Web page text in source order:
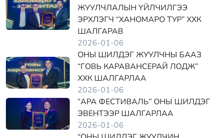
ЖУУЛЧЛАЛЫН ҮЙЛЧИЛГЭЭ
ЭРХЛЭГЧ “ХАНОМАРО ТУР” ХХК
ШАЛГАРАВ
2026-01-06
ОНЫ ШИЛДЭГ ЖУУЛЧНЫ БААЗ
“ГОВЬ КАРАВАНСЕРАЙ ЛОДЖ”
ХХК ШАЛГАРЛАА
2026-01-06
“АРА ФЕСТИВАЛЬ” ОНЫ ШИЛДЭГ
ЭВЕНТЭЭР ШАЛГАРЛАА
2026-01-06